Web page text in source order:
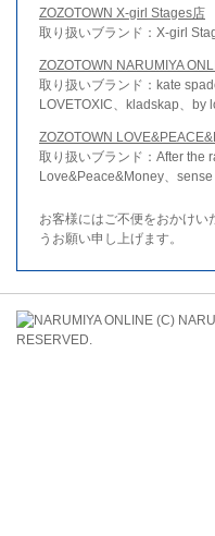
ZOZOTOWN X-girl Stages店
取り扱いブランド：X-girl
ZOZOTOWN NARUMIYA
取り扱いブランド：kate
LOVETOXIC、kladskap、by
ZOZOTOWN
取り扱いブランド：After the
Love&Peace&Money、
お客様にはご不便をおかけい
うお願い申し上げます。